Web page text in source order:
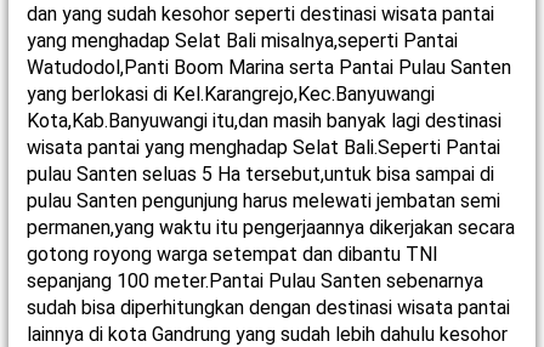
dan yang sudah kesohor seperti destinasi wisata pantai
yang menghadap Selat Bali misalnya,seperti Pantai
Watudodol,Panti Boom Marina serta Pantai Pulau Santen
yang berlokasi di Kel.Karangrejo,Kec.Banyuwangi
Kota,Kab.Banyuwangi itu,dan masih banyak lagi destinasi
wisata pantai yang menghadap Selat Bali.Seperti Pantai
pulau Santen seluas 5 Ha tersebut,untuk bisa sampai di
pulau Santen pengunjung harus melewati jembatan semi
permanen,yang waktu itu pengerjaannya dikerjakan secara
gotong royong warga setempat dan dibantu TNI
sepanjang 100 meter.Pantai Pulau Santen sebenarnya
sudah bisa diperhitungkan dengan destinasi wisata pantai
lainnya di kota Gandrung yang sudah lebih dahulu kesohor